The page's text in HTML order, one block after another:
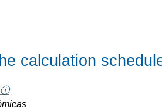
calculation
ⓘ